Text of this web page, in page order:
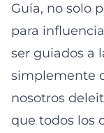
Guía, no solo
para
ser guiados a
simplemente
nosotros
que todos los